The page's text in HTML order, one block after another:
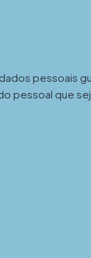
pessoais
pessoal que